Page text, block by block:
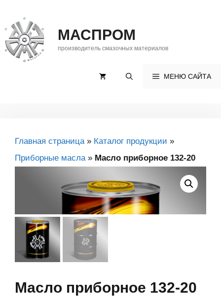
содержимому
МАСПРОМ
производитель смазочных материалов
МЕНЮ САЙТА
Главная страница» Каталог продукции »
Приборные масла» Масло приборное 132-20
Масло приборное 132-20